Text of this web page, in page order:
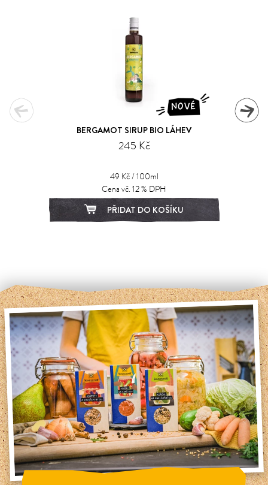
NOVÉ
BERGAMOT SIRUP BIO LÁHEV
245 Kč
49 Kč / 100ml
Cena vč. 12 % DPH
PŘIDAT DO KOŠÍKU